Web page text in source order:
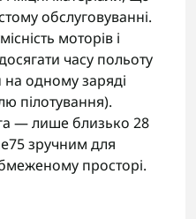
обслуговуванні.
моторів і
часу польоту
одному заряді
пілотування).
— лише близько 28
зручним для
просторі.